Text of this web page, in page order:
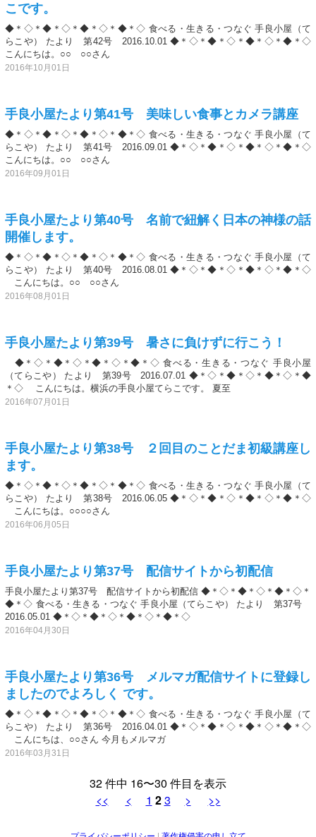
こです。
◆＊◇＊◆＊◇＊◆＊◇＊◆＊◇ 食べる・生きる・つなぐ 手良小屋（て
らこや） たより 第42号 2016.10.01 ◆＊◇＊◆＊◇＊◆＊◇＊◆＊◇
こんにちは。○○ ○○さん
2016年10月01日
手良小屋たより第41号 美味しい食事とカメラ講座
◆＊◇＊◆＊◇＊◆＊◇＊◆＊◇ 食べる・生きる・つなぐ 手良小屋（て
らこや） たより 第41号 2016.09.01 ◆＊◇＊◆＊◇＊◆＊◇＊◆＊◇
こんにちは。○○ ○○さん
2016年09月01日
手良小屋たより第40号 名前で紐解く日本の神様の話
開催します。
◆＊◇＊◆＊◇＊◆＊◇＊◆＊◇ 食べる・生きる・つなぐ 手良小屋（て
らこや） たより 第40号 2016.08.01 ◆＊◇＊◆＊◇＊◆＊◇＊◆＊◇
こんにちは。○○ ○○さん
2016年08月01日
手良小屋たより第39号 暑さに負けずに行こう！
◆＊◇＊◆＊◇＊◆＊◇＊◆＊◇ 食べる・生きる・つなぐ 手良小屋
（てらこや） たより 第39号 2016.07.01 ◆＊◇＊◆＊◇＊◆＊◇＊◆
＊◇ こんにちは。横浜の手良小屋てらこです。 夏至
2016年07月01日
手良小屋たより第38号 ２回目のことだま初級講座し
ます。
◆＊◇＊◆＊◇＊◆＊◇＊◆＊◇ 食べる・生きる・つなぐ 手良小屋（て
らこや） たより 第38号 2016.06.05 ◆＊◇＊◆＊◇＊◆＊◇＊◆＊◇
こんにちは。○○○○さん
2016年06月05日
手良小屋たより第37号 配信サイトから初配信
手良小屋たより第37号 配信サイトから初配信 ◆＊◇＊◆＊◇＊◆＊◇＊
◆＊◇ 食べる・生きる・つなぐ 手良小屋（てらこや） たより 第37号
2016.05.01 ◆＊◇＊◆＊◇＊◆＊◇＊◆＊◇
2016年04月30日
手良小屋たより第36号 メルマガ配信サイトに登録し
ましたのでよろしく です。
◆＊◇＊◆＊◇＊◆＊◇＊◆＊◇ 食べる・生きる・つなぐ 手良小屋（て
らこや） たより 第36号 2016.04.01 ◆＊◇＊◆＊◇＊◆＊◇＊◆＊◇
こんにちは、○○さん 今月もメルマガ
2016年03月31日
32 件中 16〜30 件目を表示
<<
< 1 23 > >>